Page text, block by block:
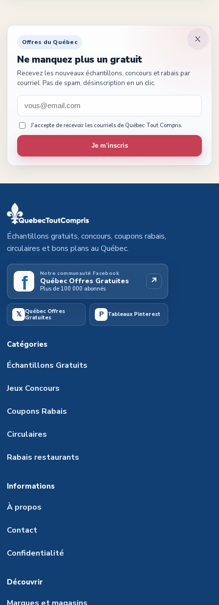
Offres du Québec
Ne manquez plus un gratuit
Recevez les nouveaux échantillons, concours et rabais par
courriel. Pas de spam, désinscription en un clic.
J'accepte de recevoir les courriels de Québec Tout Compris.
Je m'inscris
Échantillons gratuits, concours, coupons rabais,
circulaires et bons plans au Québec.
f Notre communauté Facebook
Québec Offres Gratuites
Plus de 100 000 abonnés
↗
𝕏 Québec Offres
Gratuites
P Tableaux Pinterest
Catégories
Échantillons Gratuits
Jeux Concours
Coupons Rabais
Circulaires
Rabais restaurants
Informations
À propos
Contact
Confidentialité
Découvrir